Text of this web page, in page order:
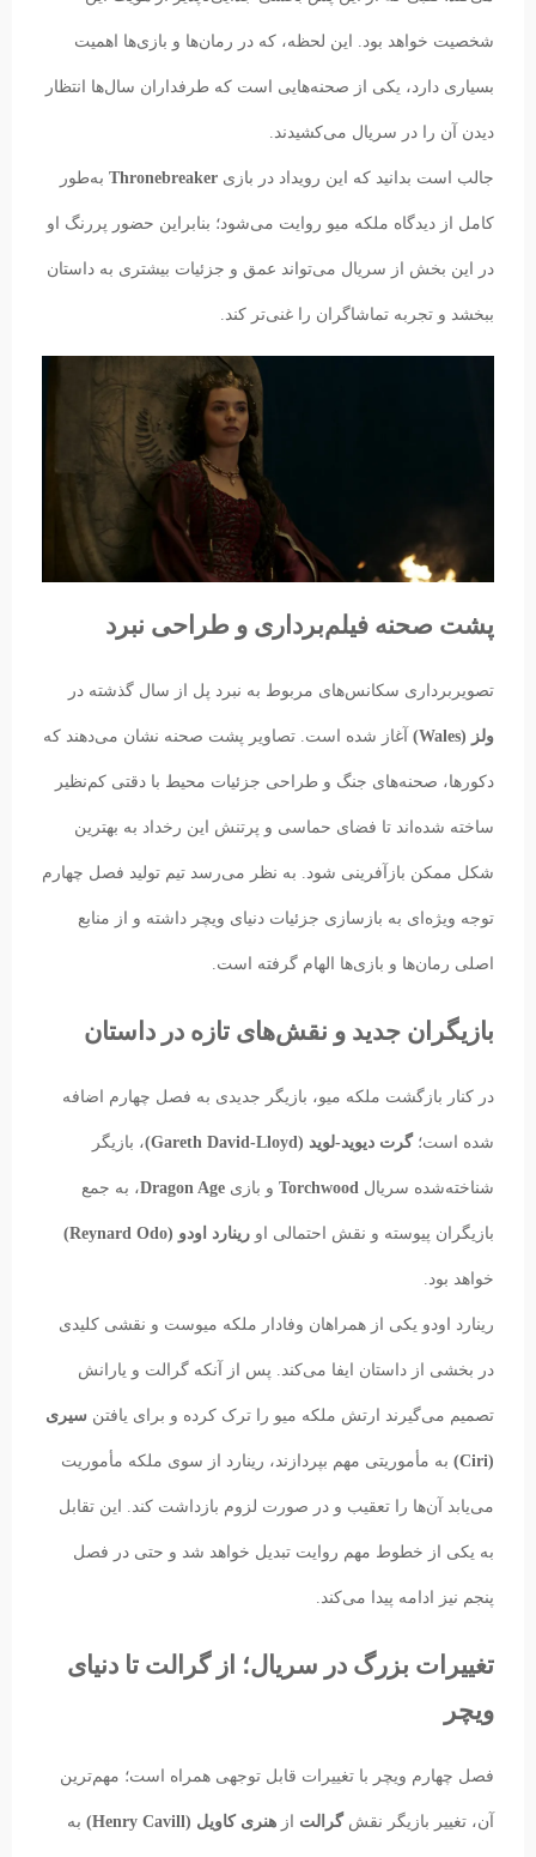
شخصیت خواهد بود. این لحظه، که در رمان‌ها و بازی‌ها اهمیت
بسیاری دارد، یکی از صحنه‌هایی است که طرفداران سال‌ها انتظار
دیدن آن را در سریال می‌کشیدند.
جالب است بدانید که این رویداد در بازی Thronebreaker به‌طور
کامل از دیدگاه ملکه میو روایت می‌شود؛ بنابراین حضور پررنگ او
در این بخش از سریال می‌تواند عمق و جزئیات بیشتری به داستان
ببخشد و تجربه تماشاگران را غنی‌تر کند.
پشت صحنه فیلم‌برداری و طراحی نبرد
تصویربرداری سکانس‌های مربوط به نبرد پل از سال گذشته در
ولز (Wales) آغاز شده است. تصاویر پشت صحنه نشان می‌دهند که
دکورها، صحنه‌های جنگ و طراحی جزئیات محیط با دقتی کم‌نظیر
ساخته شده‌اند تا فضای حماسی و پرتنش این رخداد به بهترین
شکل ممکن بازآفرینی شود. به نظر می‌رسد تیم تولید فصل چهارم
توجه ویژه‌ای به بازسازی جزئیات دنیای ویچر داشته و از منابع
اصلی رمان‌ها و بازی‌ها الهام گرفته است.
بازیگران جدید و نقش‌های تازه در داستان
در کنار بازگشت ملکه میو، بازیگر جدیدی به فصل چهارم اضافه
شده است؛ گرت دیوید-لوید (Gareth David-Lloyd) ، بازیگر
شناخته‌شده سریال Torchwood و بازی Dragon Age، به جمع
بازیگران پیوسته و نقش احتمالی او رینارد اودو (Reynard Odo)
خواهد بود.
رینارد اودو یکی از همراهان وفادار ملکه میوست و نقشی کلیدی
در بخشی از داستان ایفا می‌کند. پس از آنکه گرالت و یارانش
تصمیم می‌گیرند ارتش ملکه میو را ترک کرده و برای یافتن سیری
(Ciri) به مأموریتی مهم بپردازند، رینارد از سوی ملکه مأموریت
می‌یابد آن‌ها را تعقیب و در صورت لزوم بازداشت کند. این تقابل
به یکی از خطوط مهم روایت تبدیل خواهد شد و حتی در فصل
پنجم نیز ادامه پیدا می‌کند.
تغییرات بزرگ در سریال؛ از گرالت تا دنیای
ویچر
فصل چهارم ویچر با تغییرات قابل توجهی همراه است؛ مهم‌ترین
آن، تغییر بازیگر نقش گرالت از هنری کاویل (Henry Cavill) به